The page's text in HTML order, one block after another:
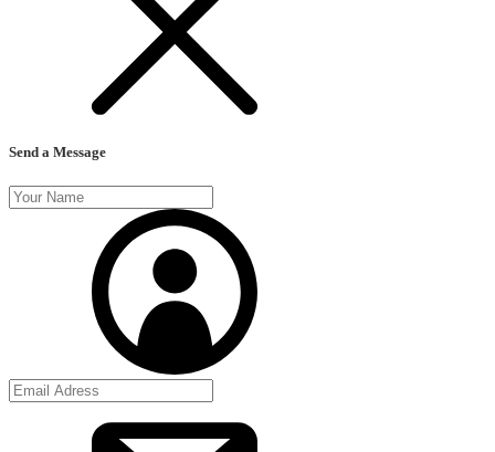
Send a Message